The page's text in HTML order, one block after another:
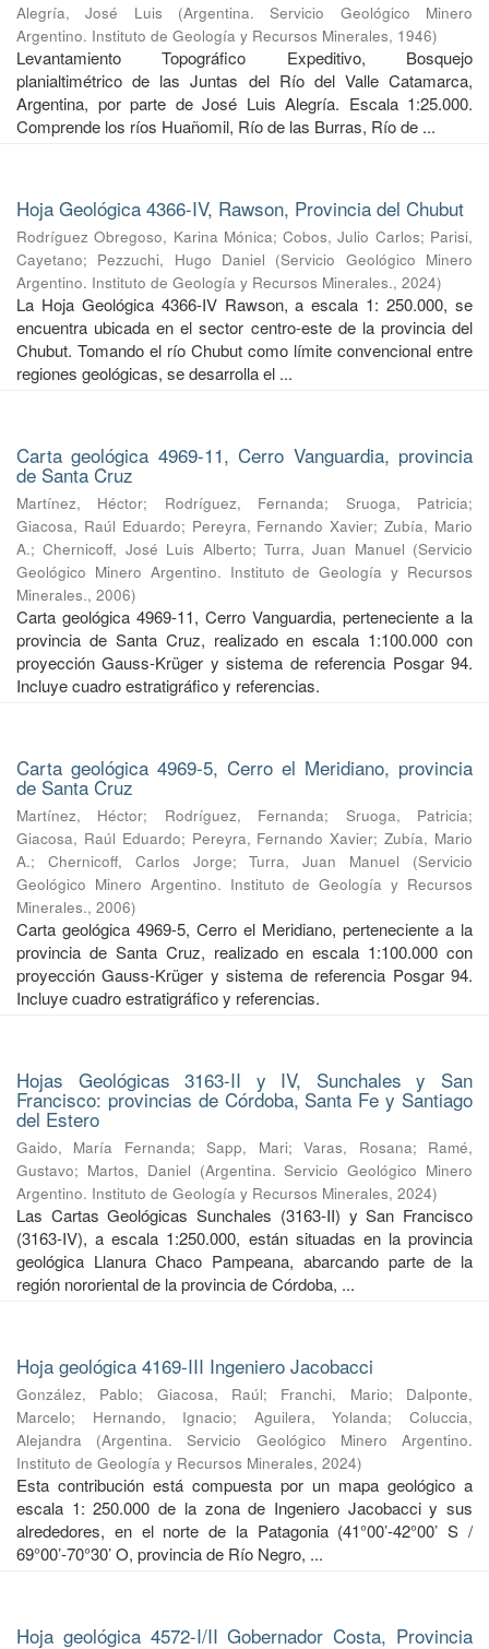
Alegría, José Luis (Argentina. Servicio Geológico Minero
Argentino. Instituto de Geología y Recursos Minerales, 1946)
Levantamiento Topográfico Expeditivo, Bosquejo
planialtimétrico de las Juntas del Río del Valle Catamarca,
Argentina, por parte de José Luis Alegría. Escala 1:25.000.
Comprende los ríos Huañomil, Río de las Burras, Río de ...
Hoja Geológica 4366-IV, Rawson, Provincia del Chubut
Rodríguez Obregoso, Karina Mónica;Cobos, Julio Carlos; Parisi,
Cayetano; Pezzuchi, Hugo Daniel (Servicio Geológico Minero
Argentino. Instituto de Geología y Recursos Minerales., 2024)
La Hoja Geológica 4366-IV Rawson, a escala 1: 250.000, se
encuentra ubicada en el sector centro-este de la provincia del
Chubut. Tomando el río Chubut como límite convencional entre
regiones geológicas, se desarrolla el ...
Carta geológica 4969-11, Cerro Vanguardia, provincia
de Santa Cruz
Martínez, Héctor; Rodríguez, Fernanda; Sruoga, Patricia;
Giacosa, Raúl Eduardo; Pereyra, Fernando Xavier;Zubía, Mario
A.;Chernicoff, José Luis Alberto; Turra, Juan Manuel (Servicio
Geológico Minero Argentino. Instituto de Geología y Recursos
Minerales., 2006)
Carta geológica 4969-11, Cerro Vanguardia, perteneciente a la
provincia de Santa Cruz, realizado en escala 1:100.000 con
proyección Gauss-Krüger y sistema de referencia Posgar 94.
Incluye cuadro estratigráfico y referencias.
Carta geológica 4969-5, Cerro el Meridiano, provincia
de Santa Cruz
Martínez, Héctor; Rodríguez, Fernanda; Sruoga, Patricia;
Giacosa, Raúl Eduardo; Pereyra, Fernando Xavier;Zubía, Mario
A.; Chernicoff, Carlos Jorge;Turra, Juan Manuel (Servicio
Geológico Minero Argentino. Instituto de Geología y Recursos
Minerales., 2006)
Carta geológica 4969-5, Cerro el Meridiano, perteneciente a la
provincia de Santa Cruz, realizado en escala 1:100.000 con
proyección Gauss-Krüger y sistema de referencia Posgar 94.
Incluye cuadro estratigráfico y referencias.
Hojas Geológicas 3163-II y IV, Sunchales y San
Francisco: provincias de Córdoba, Santa Fe y Santiago
del Estero
Gaido, María Fernanda;Sapp, Mari;Varas, Rosana; Ramé,
Gustavo; Martos, Daniel (Argentina. Servicio Geológico Minero
Argentino. Instituto de Geología y Recursos Minerales, 2024)
Las Cartas Geológicas Sunchales (3163-II) y San Francisco
(3163-IV), a escala 1:250.000, están situadas en la provincia
geológica Llanura Chaco Pampeana, abarcando parte de la
región nororiental de la provincia de Córdoba, ...
Hoja geológica 4169-III Ingeniero Jacobacci
González, Pablo; Giacosa, Raúl; Franchi, Mario; Dalponte,
Marcelo; Hernando, Ignacio; Aguilera, Yolanda;Coluccia,
Alejandra
(Argentina. Servicio Geológico Minero Argentino.
Instituto de Geología y Recursos Minerales, 2024)
Esta contribución está compuesta por un mapa geológico a
escala 1: 250.000 de la zona de Ingeniero Jacobacci y sus
alrededores, en el norte de la Patagonia (41°00’-42°00’ S /
69°00’-70°30’ O, provincia de Río Negro, ...
Hoja geológica 4572-I/II Gobernador Costa, Provincia